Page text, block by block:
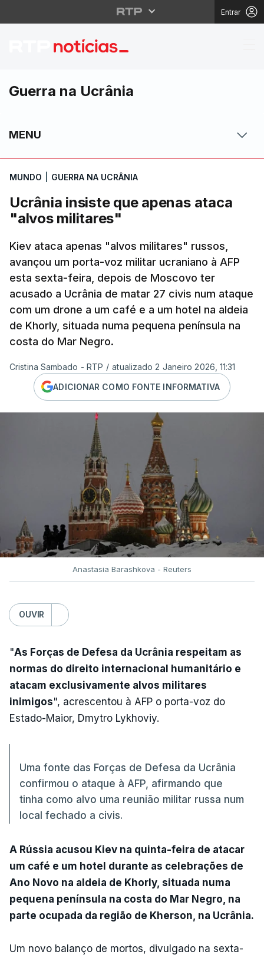
Entrar
Ucrânia insiste que
Guerra na Ucrânia
MENU
MUNDO GUERRA NA UCRÂNIA
Ucrânia insiste que apenas ataca
"alvos militares"
Kiev ataca apenas "alvos militares" russos,
avançou um porta-voz militar ucraniano à AFP
esta sexta-feira, depois de Moscovo ter
acusado a Ucrânia de matar 27 civis num ataque
com um drone a um café e a um hotel na aldeia
de Khorly, situada numa pequena península na
costa do Mar Negro.
Cristina Sambado - RTP / atualizado 2 Janeiro 2026, 11:31
ADICIONAR COMO FONTE INFORMATIVA
Anastasia Barashkova - Reuters
OUVIR
"As Forças de Defesa da Ucrânia respeitam as
normas do direito internacional humanitário e
atacam exclusivamente alvos militares
inimigos", acrescentou à AFP o porta-voz do
Estado-Maior, Dmytro Lykhoviy.
Uma fonte das Forças de Defesa da Ucrânia
confirmou o ataque à AFP, afirmando que
tinha como alvo uma reunião militar russa num
local fechado a civis.
A Rússia acusou Kiev na quinta-feira de atacar
um café e um hotel durante as celebrações de
Ano Novo na aldeia de Khorly, situada numa
pequena península na costa do Mar Negro, na
parte ocupada da região de Kherson, na Ucrânia.
Um novo balanço de mortos, divulgado na sexta-